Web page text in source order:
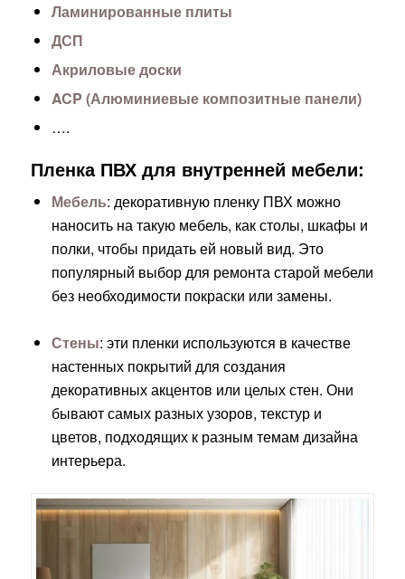
Ламинированные плиты
ДСП
Акриловые доски
ACP (Алюминиевые композитные панели)
….
Пленка ПВХ для внутренней мебели:
Мебель: декоративную пленку ПВХ можно
наносить на такую мебель, как столы, шкафы и
полки, чтобы придать ей новый вид. Это
популярный выбор для ремонта старой мебели
без необходимости покраски или замены.
Стены: эти пленки используются в качестве
настенных покрытий для создания
декоративных акцентов или целых стен. Они
бывают самых разных узоров, текстур и
цветов, подходящих к разным темам дизайна
интерьера.